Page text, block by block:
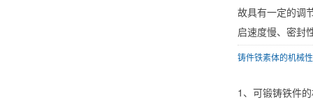
故具有一定的调
启速度慢、密封
铸件铁素体的机械
1、可锻铸铁件